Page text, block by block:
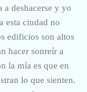
a deshacerse y yo
esta ciudad no
edificios son altos
hacer sonreír a
la mía es que en
lo que sienten.